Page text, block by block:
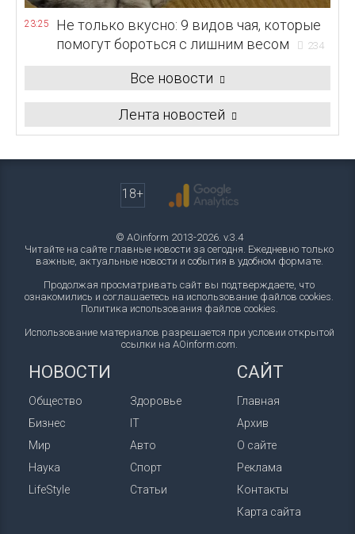
23:25
Не только вкусно: 9 видов чая, которые
помогут бороться с лишним весом
234
Все новости
Лента новостей
18+
© AOinform 2013-2026. v.3.4
Читайте на сайте главные новости за сегодня. Ежедневно только
важные, актуальные новости и события в удобном формате.
Продолжая просматривать сайт вы подтверждаете, что
ознакомились и соглашаетесь на использование файлов cookies.
Политика использования файлов cookies.
Использование материалов разрешается при условии открытой
ссылки на AOinform.com.
НОВОСТИ
Общество
Бизнес
Мир
Наука
LifeStyle
Здоровье
IT
Авто
Спорт
Статьи
САЙТ
Главная
Архив
О сайте
Реклама
Контакты
Карта сайта